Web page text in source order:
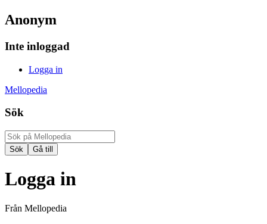
Anonym
Inte inloggad
Logga in
Mellopedia
Sök
Logga in
Från Mellopedia